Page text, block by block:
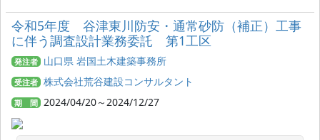
令和5年度 谷津東川防安・通常砂防（補正）工事
に伴う調査設計業務委託 第1工区
発注者 山口県 岩国土木建築事務所
受注者 株式会社荒谷建設コンサルタント
期 間 2024/04/20～2024/12/27